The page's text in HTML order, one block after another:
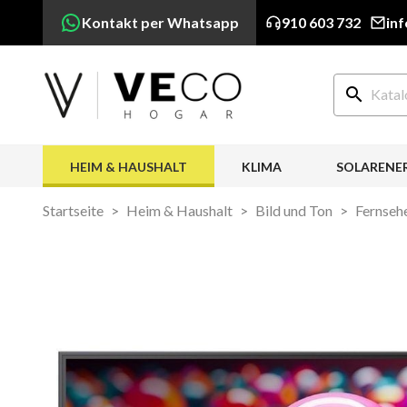
Kontakt per Whatsapp 910 603 732
search
HEIM & HAUSHALT KLIMA
Startseite Heim & Haushalt Bild und Ton